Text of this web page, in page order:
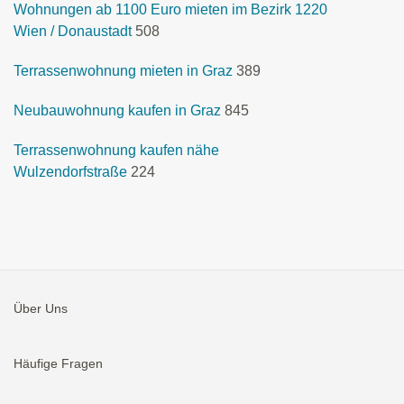
Wohnungen ab 1100 Euro mieten im Bezirk 1220
Wien / Donaustadt 508
Terrassenwohnung mieten in Graz 389
Neubauwohnung kaufen in Graz 845
Terrassenwohnung kaufen nähe
Wulzendorfstraße 224
Über Uns
Häufige Fragen